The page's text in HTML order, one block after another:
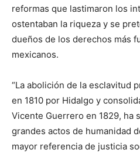
reformas que lastimaron los
ostentaban la riqueza y se
dueños de los derechos más
mexicanos.
“La abolición de la esclavitud
en 1810 por Hidalgo y
Vicente Guerrero en 1829, ha
grandes actos de humanidad
mayor referencia de justicia